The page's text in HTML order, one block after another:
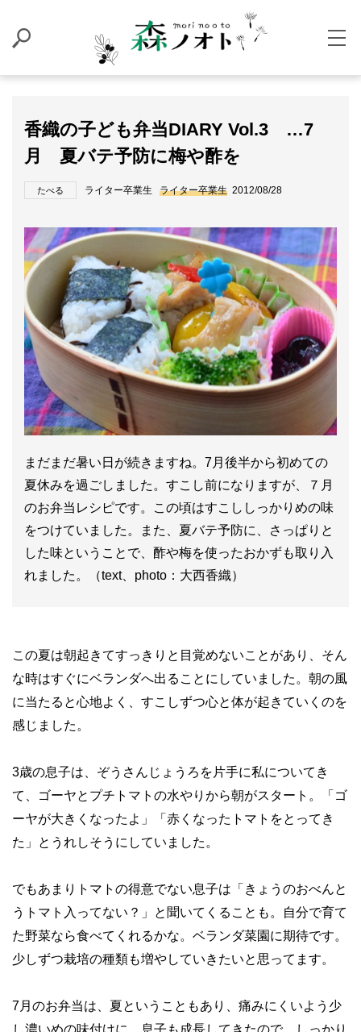
香織の子ども弁当DIARY Vol.3 …7
月 夏バテ予防に梅や酢を
たべる ライター卒業生 ライター卒業生 2012/08/28
まだまだ暑い日が続きますね。7月後半から初めての
夏休みを過ごしました。すこし前になりますが、７月
のお弁当レシピです。この頃はすこししっかりめの味
をつけていました。また、夏バテ予防に、さっぱりと
した味ということで、酢や梅を使ったおかずも取り入
れました。（text、photo：大西香織）
この夏は朝起きてすっきりと目覚めないことがあり、そん
な時はすぐにベランダへ出ることにしていました。朝の風
に当たると心地よく、すこしずつ心と体が起きていくのを
感じました。
3歳の息子は、ぞうさんじょうろを片手に私についてき
て、ゴーヤとプチトマトの水やりから朝がスタート。「ゴ
ーヤが大きくなったよ」「赤くなったトマトをとってき
た」とうれしそうにしていました。
でもあまりトマトの得意でない息子は「きょうのおべんと
うトマト入ってない？」と聞いてくることも。自分で育て
た野菜なら食べてくれるかな。ベランダ菜園に期待です。
少しずつ栽培の種類も増やしていきたいと思ってます。
7月のお弁当は、夏ということもあり、痛みにくいよう少
し濃いめの味付けに。息子も成長してきたので、しっかり